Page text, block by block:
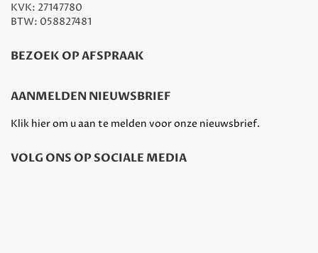
KVK: 27147780
BTW: 058827481
BEZOEK OP AFSPRAAK
AANMELDEN NIEUWSBRIEF
Klik hier om u aan te melden voor onze nieuwsbrief.
VOLG ONS OP SOCIALE MEDIA